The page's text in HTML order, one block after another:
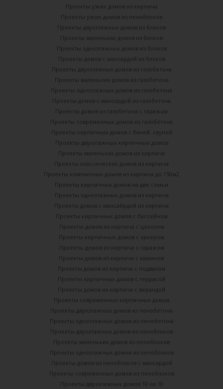
Проекты узких домов из кирпича
Проекты узких домов из пеноблоков
Проекты двухэтажных домов из блоков
Проекты маленьких домов из блоков
Проекты одноэтажных домов из блоков
Проекты домов с мансардой из блоков
Проекты двухэтажных домов из газобетона
Проекты маленьких домов из газобетона
Проекты одноэтажных домов из газобетона
Проекты домов с мансардой из газобетона
Проекты домов из газобетона с гаражом
Проекты современных домов из газобетона
Проекты кирпичных домов с баней, сауной
Проекты двухэтажных кирпичных домов
Проекты маленьких домов из кирпича
Проекты классических домов из кирпича
Проекты компактных домов из кирпича до 150м2
Проекты кирпичных домов на две семьи
Проекты одноэтажных домов из кирпича
Проекты домов с мансайрдой из кирпича
Проекты кирпичных домов с бассейном
Проекты домов из кирпича с цоколем
Проекты кирпичных домов с эркером
Проекты домов из кирпича с гаражом
Проекты домов из кирпича с камином
Проекты домов из кирпича с подвалом
Проекты кирпичных домов с террасой
Проекты домов из кирпича с верандой
Проекты современных кирпичных домов
Проекты двухэтажных домов из пенобетона
Проекты одноэтажных домов из пенобетона
Проекты двухэтажных домов из пеноблоков
Проекты маленьких домов из пеноблоков
Проекты одноэтажных домов из пеноблоков
Проекты домов из пеноблоков с мансардой
Проекты современных домов из пеноблоков
Проекты двухэтажных домов 10 на 10